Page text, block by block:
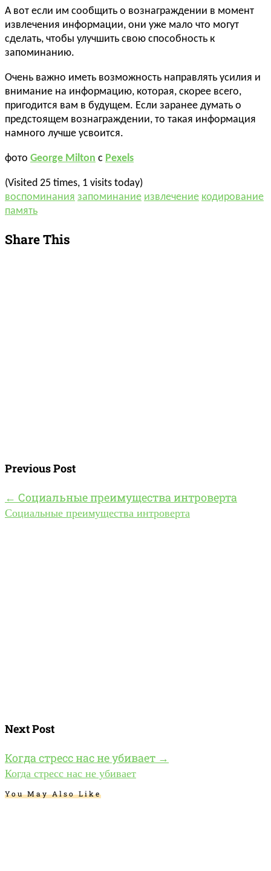
А вот если им сообщить о вознаграждении в момент
извлечения информации, они уже мало что могут
сделать, чтобы улучшить свою способность к
запоминанию.
Очень важно иметь возможность направлять усилия и
внимание на информацию, которая, скорее всего,
пригодится вам в будущем. Если заранее думать о
предстоящем вознаграждении, то такая информация
намного лучше усвоится.
фото George Milton с Pexels
(Visited 25 times, 1 visits today)
воспоминания запоминание извлечение кодирование
память
Share This
Previous Post
← Социальные преимущества интроверта
Социальные преимущества интроверта
Next Post
Когда стресс нас не убивает →
Когда стресс нас не убивает
You May Also Like